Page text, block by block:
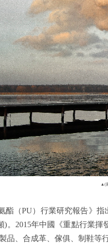
▲(
酯（PU）行業研究報告》
)。2015年中國《重點行業
品、合成革、傢俱、制鞋等